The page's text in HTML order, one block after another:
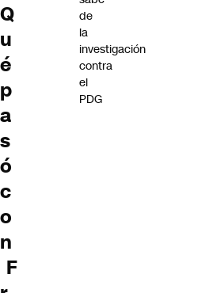
Q
u
é
p
a
s
ó
c
o
n
F
de
la
investigación
contra
el
PDG